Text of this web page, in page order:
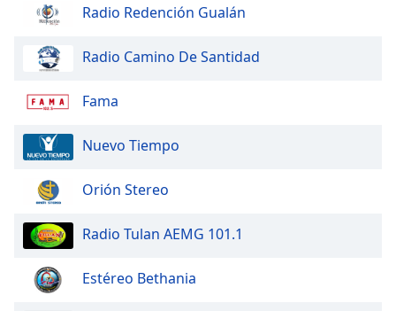
Radio Redención Gualán
Radio Camino De Santidad
Fama
Nuevo Tiempo
Orión Stereo
Radio Tulan AEMG 101.1
Estéreo Bethania